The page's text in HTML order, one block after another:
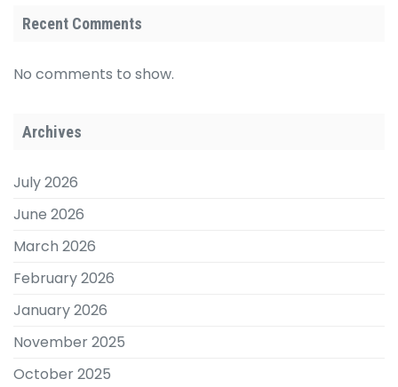
Recent Comments
No comments to show.
Archives
July 2026
June 2026
March 2026
February 2026
January 2026
November 2025
October 2025